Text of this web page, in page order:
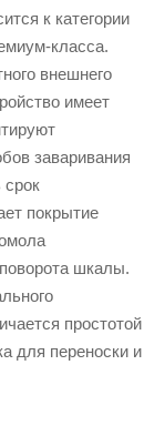
к категории
класса.
внешнего
имеет
заваривания
покрытие
шкалы.
простотой
для переноски и